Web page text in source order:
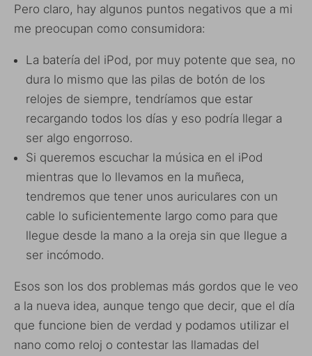
Pero claro, hay algunos puntos negativos que a mi
me preocupan como consumidora:
La batería del iPod, por muy potente que sea, no
dura lo mismo que las pilas de botón de los
relojes de siempre, tendríamos que estar
recargando todos los días y eso podría llegar a
ser algo engorroso.
Si queremos escuchar la música en el iPod
mientras que lo llevamos en la muñeca,
tendremos que tener unos auriculares con un
cable lo suficientemente largo como para que
llegue desde la mano a la oreja sin que llegue a
ser incómodo.
Esos son los dos problemas más gordos que le veo
a la nueva idea, aunque tengo que decir, que el día
que funcione bien de verdad y podamos utilizar el
nano como reloj o contestar las llamadas del